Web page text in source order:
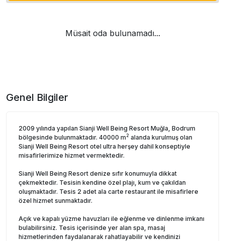
Müsait oda bulunamadı...
Genel Bilgiler
2009 yılında yapılan Sianji Well Being Resort Muğla, Bodrum
bölgesinde bulunmaktadır. 40000 m2 alanda kurulmuş olan
Sianji Well Being Resort otel ultra herşey dahil konseptiyle
misafirlerimize hizmet vermektedir.
Sianji Well Being Resort denize sıfır konumuyla dikkat
çekmektedir. Tesisin kendine özel plajı, kum ve çakıldan
oluşmaktadır. Tesis 2 adet ala carte restaurant ile misafirlere
özel hizmet sunmaktadır.
Açık ve kapalı yüzme havuzları ile eğlenme ve dinlenme imkanı
bulabilirsiniz. Tesis içerisinde yer alan spa, masaj
hizmetlerinden faydalanarak rahatlayabilir ve kendinizi